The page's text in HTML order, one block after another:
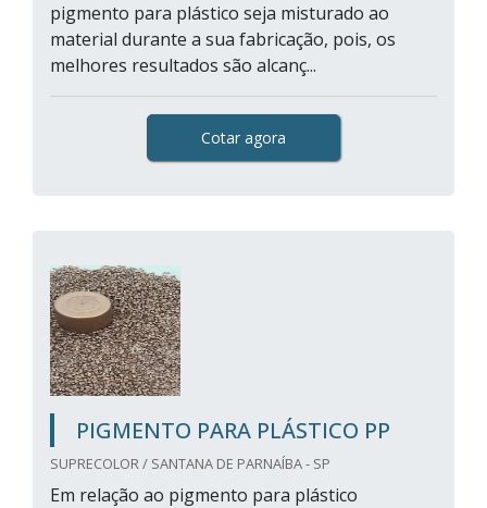
pigmento para plástico seja misturado ao
material durante a sua fabricação, pois, os
melhores resultados são alcanç...
Cotar agora
PIGMENTO PARA PLÁSTICO PP
SUPRECOLOR / SANTANA DE PARNAÍBA - SP
Em relação ao pigmento para plástico